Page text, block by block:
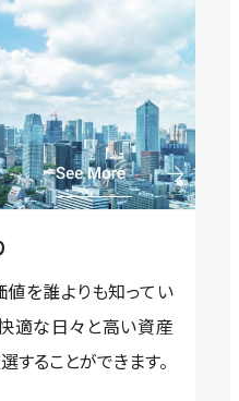
を誰よりも知ってい
快適な日々と高い資産
ることができます。